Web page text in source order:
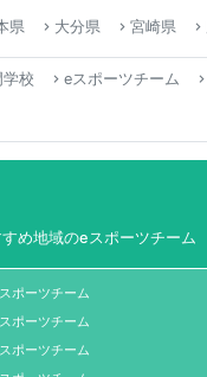
県 keyboard_arrow_right 大分県 keyboard_arrow_right 宮崎県 keyboard_arrow_right
校 keyboard_arrow_right eスポーツチーム keyboard_arrow_right
すめ地域のeスポーツチーム
ポーツチーム
ポーツチーム
ポーツチーム